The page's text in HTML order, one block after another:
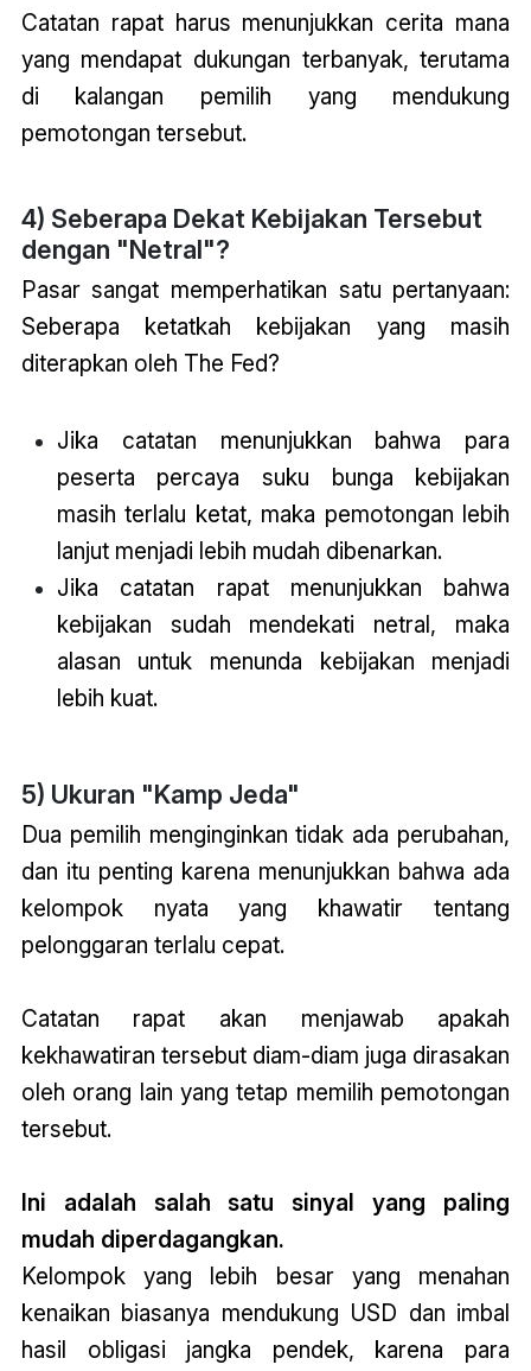
Catatan rapat harus menunjukkan cerita mana
yang mendapat dukungan terbanyak, terutama
di kalangan pemilih yang mendukung
pemotongan tersebut.
4) Seberapa Dekat Kebijakan Tersebut
dengan "Netral"?
Pasar sangat memperhatikan satu pertanyaan:
Seberapa ketatkah kebijakan yang masih
diterapkan oleh The Fed?
Jika catatan menunjukkan bahwa para
peserta percaya suku bunga kebijakan
masih terlalu ketat, maka pemotongan lebih
lanjut menjadi lebih mudah dibenarkan.
Jika catatan rapat menunjukkan bahwa
kebijakan sudah mendekati netral, maka
alasan untuk menunda kebijakan menjadi
lebih kuat.
5) Ukuran "Kamp Jeda"
Dua pemilih menginginkan tidak ada perubahan,
dan itu penting karena menunjukkan bahwa ada
kelompok nyata yang khawatir tentang
pelonggaran terlalu cepat.
Catatan rapat akan menjawab apakah
kekhawatiran tersebut diam-diam juga dirasakan
oleh orang lain yang tetap memilih pemotongan
tersebut.
Ini adalah salah satu sinyal yang paling
mudah diperdagangkan.
Kelompok yang lebih besar yang menahan
kenaikan biasanya mendukung USD dan imbal
hasil obligasi jangka pendek, karena para